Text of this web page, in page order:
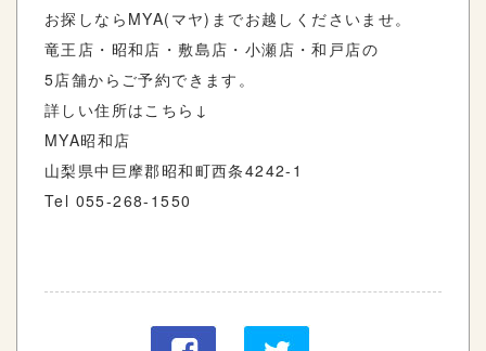
お探しなら MYA( マヤ) までお越しくださいませ。
竜王店・昭和店・敷島店・小瀬店・和戸店の
5店舗からご予約できます。
詳しい住所はこちら ↓
MYA昭和店
山梨県中巨摩郡昭和町西条4242-1
Tel 055-268-1550